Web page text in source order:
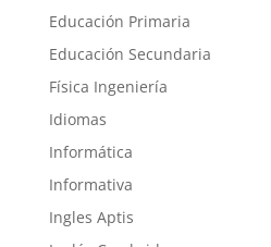
Educación Primaria
Educación Secundaria
Física Ingeniería
Idiomas
Informática
Informativa
Ingles Aptis